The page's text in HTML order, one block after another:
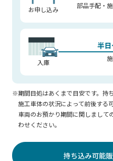
お申し込み 部品手配・
入庫
半日
※期間目処はあくまで目安です。持
施工車体の状況によって前後する
車両のお預かり期間に関しまして
わせください。
持ち込み可能